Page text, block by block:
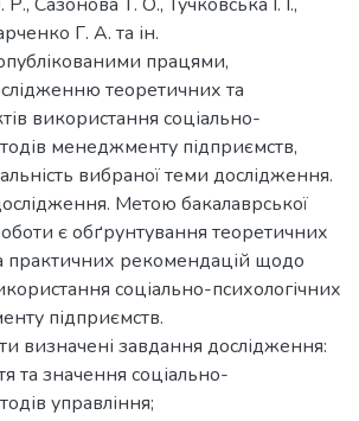
Г. А. та ін.
працями,
теоретичних та
використання соціально-
менеджменту підприємств,
вибраної теми дослідження.
Метою бакалаврської
є обґрунтування теоретичних
практичних рекомендацій щодо
соціально-психологічних
підприємств.
визначені завдання дослідження:
та значення соціально-
управління;